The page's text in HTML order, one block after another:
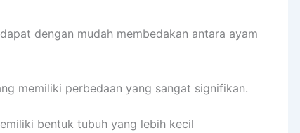
dengan mudah membedakan antara ayam
memiliki perbedaan yang sangat signifikan.
bentuk tubuh yang lebih kecil